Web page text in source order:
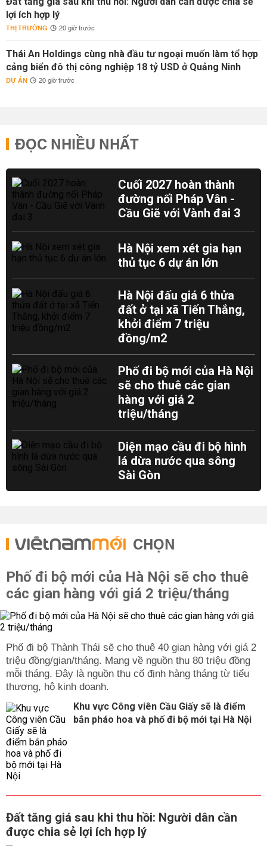
lợi ích hợp lý
THỊ TRƯỜNG 20 giờ trước
Thái An Holdings cùng nhà đầu tư ngoại muốn làm tổ hợp
cảng biển đô thị công nghiệp 18 tỷ USD ở Quảng Ninh
DỰ ÁN 20 giờ trước
ĐỌC NHIỀU NHẤT
Cuối 2027 hoàn thành
đường nối Pháp Vân -
Cầu Giẽ với Vành đai 3
Hà Nội xem xét gia hạn
thủ tục 6 dự án lớn
Hà Nội đấu giá 6 thửa
đất ở tại xã Tiến Thắng,
khởi điểm 7 triệu
đồng/m2
Phố đi bộ mới của Hà Nội
sẽ cho thuê các gian
hàng với giá 2
triệu/tháng
Diện mạo cầu đi bộ hình
lá dừa nước qua sông
Sài Gòn
CHỌN
Phố đi bộ mới của Hà Nội sẽ cho thuê
các gian hàng với giá 2 triệu/tháng
Phố đi bộ Thành Thái sẽ cho thuê 40 gian hàng với giá 2
triệu đồng/gian/tháng. Mang về nguồn thu 80 triệu đồng
mỗi tháng. Đây là nguồn thu cố định hàng tháng từ tiểu
thương, hộ kinh doanh.
Khu vực Công viên Cầu Giấy sẽ là điểm
bắn pháo hoa và phố đi bộ mới tại Hà Nội
Đất tăng giá sau khi thu hồi: Người dân cần
được chia sẻ lợi ích hợp lý